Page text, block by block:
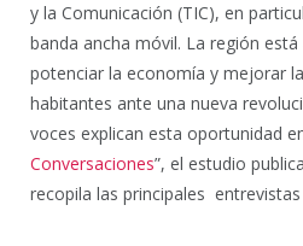
y la Comunicación (TIC), en
banda ancha móvil. La región
potenciar la economía y mejorar
habitantes ante una nueva
voces explican esta oportunidad
Conversaciones”, el estudio
recopila las principales